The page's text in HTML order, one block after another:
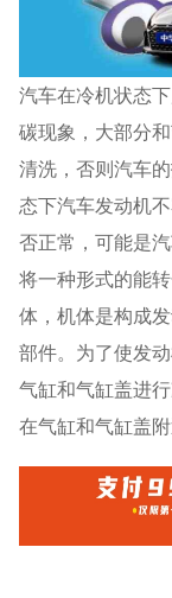
汽车在冷机状态
碳现象，大部分
清洗，否则汽车
态下汽车发动机
否正常，可能是
将一种形式的能
体，机体是构成
部件。为了使发
气缸和气缸盖进
在气缸和气缸盖附